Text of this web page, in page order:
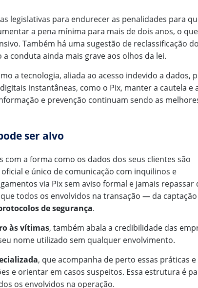
legislativas para endurecer as penalidades para
a pena mínima para mais de dois anos, o que
Também há uma sugestão de reclassificação
conduta ainda mais grave aos olhos da lei.
a tecnologia, aliada ao acesso indevido a dados,
instantâneas, como o Pix, manter a cautela e
e prevenção continuam sendo as
ser alvo
a forma como os dados dos seus clientes são
e único de comunicação com inquilinos e
via Pix sem aviso formal e jamais repassar
todos os envolvidos na transação — da
de segurança.
às vítimas, também abala a credibilidade das
nome utilizado sem qualquer envolvimento.
, que acompanha de perto essas práticas e
e orientar em casos suspeitos. Essa estrutura é
os envolvidos na operação.